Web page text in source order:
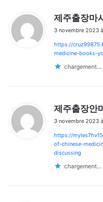
제주출장마
3 novembre 2023
https://
medicine-books-
chargement…
제주출장안
3 novembre 2023
https://
of-chinese-
discussing
chargement…